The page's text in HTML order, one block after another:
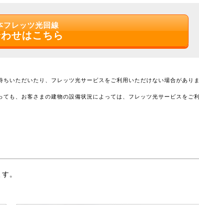
フレッツ光回線
せはこちら
いただいたり、フレッツ光サービスをご利用いただけない場合がありま
も、お客さまの建物の設備状況によっては、フレッツ光サービスをご利
。